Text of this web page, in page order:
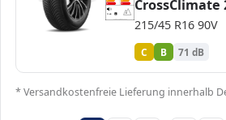
E E
71 dB
CrossClimate
215/45 R16 90V
C B 71 dB
* Versandkostenfreie Lieferung innerhalb